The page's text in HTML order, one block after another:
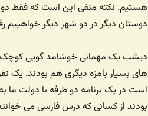
هستیم. نکته منفی این است که فقط دو
دوستان دیگر در دو شهر دیگر خواهییم
دیشب یک مهمانی خوشامد گویی کوچک
های بسیار بامزه دیگری هم بودند. یک
است در یک برنامه دو طرفه با دولت ما
بودند از کسانی که درس فارسی می